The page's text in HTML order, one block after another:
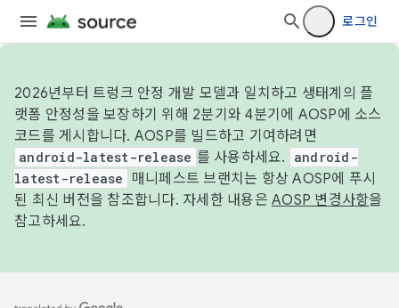
로그인
2026년부터 트렁크 안정 개발 모델과 일치하고 생태계의 플
랫폼 안정성을 보장하기 위해 2분기와 4분기에 AOSP에 소스
코드를 게시합니다. AOSP를 빌드하고 기여하려면
android-latest-release 를 사용하세요.
android-
latest-release
매니페스트 브랜치는 항상 AOSP에 푸시
된 최신 버전을 참조합니다. 자세한 내용은 AOSP 변경사항을
참고하세요.